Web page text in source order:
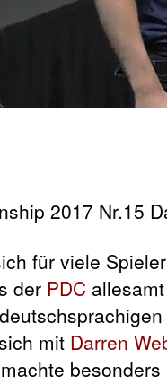
für viele
der PDC
mit Darren
besonders